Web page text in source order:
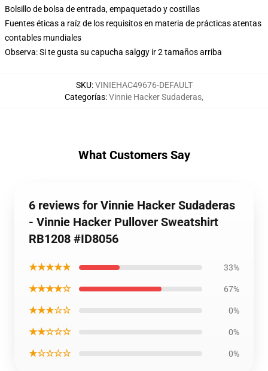
Bolsillo de bolsa de entrada, empaquetado y costillas
Fuentes éticas a raíz de los requisitos en materia de prácticas atentas
contables mundiales
Observa: Si te gusta su capucha salggy ir 2 tamaños arriba
SKU:VINIEHAC49676-DEFAULT
Categorías:Vinnie Hacker Sudaderas,
What Customers Say
6 reviews for Vinnie Hacker Sudaderas
- Vinnie Hacker Pullover Sweatshirt
RB1208 #ID8056
★★★★★ 33%
★★★★☆ 67%
★★★☆☆ 0%
★★☆☆☆ 0%
★☆☆☆☆ 0%